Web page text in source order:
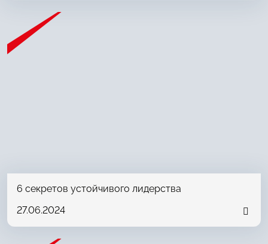
6 секретов устойчивого лидерства
27.06.2024